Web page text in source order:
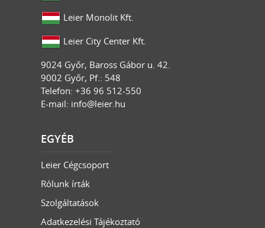
Leier Monolit Kft.
Leier City Center Kft.
9024 Győr, Baross Gábor u. 42.
9002 Győr, Pf.: 548
Telefon: +36 96 512-550
E-mail: info@leier.hu
EGYÉB
Leier Cégcsoport
Rólunk írták
Szolgáltatások
Adatkezelési Tájékoztató